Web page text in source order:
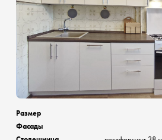
Размер
Фасады